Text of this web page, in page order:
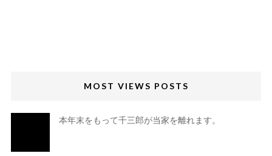
MOST VIEWS POSTS
本年末をもって千三郎が当家を離れます。